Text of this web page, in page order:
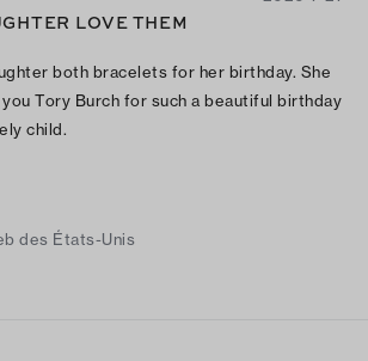
LOVE THEM
both bracelets for her birthday. She
Tory Burch for such a beautiful birthday
child.
des États-Unis